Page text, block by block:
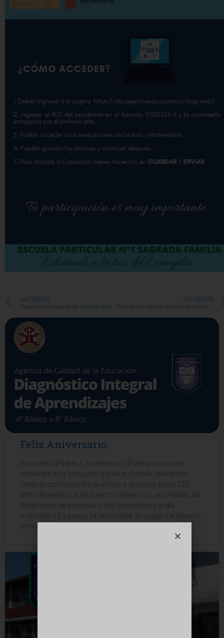
ANTERIOR
Diagnóstico Integral de Aprendizajes
SIGUIENTE
Plan de estudios y criterios de evaluación, calificación y promoción.
Feliz Aniversario
Estimados Padres y Apoderados: Esperando que se
encuentre muy bien junto a toda su familia, queremos
celebrar con todos los alumnos y alumnas estos 123
años de existencia de nuestro colegio. Las actividades de
celebración de aniversario las realizaremos el día
miércoles 13 y jueves 14 de octubre. Se seguirá el horario
de nuestro plan